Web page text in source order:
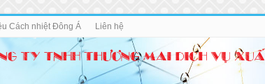
Cách nhiệt Đông Á Liên hệ